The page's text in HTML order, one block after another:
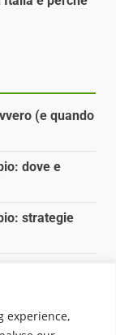
experience,
(e quando
dove e
strategie
che